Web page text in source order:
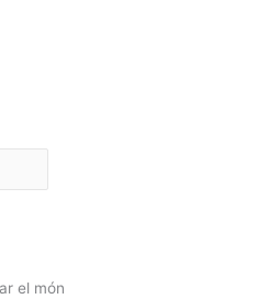
el món